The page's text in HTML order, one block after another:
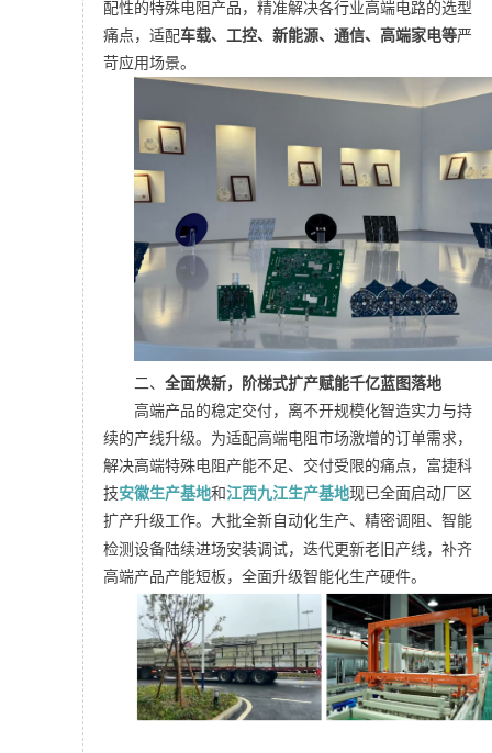
配性的特殊电阻产品，精准解决各行业高端电路的选型
痛点，适配车载、工控、新能源、通信、高端家电等严
苛应用场景。
二、全面焕新，阶梯式扩产赋能千亿蓝图落地
高端产品的稳定交付，离不开规模化智造实力与持
续的产线升级。为适配高端电阻市场激增的订单需求，
解决高端特殊电阻产能不足、交付受限的痛点，富捷科
技安徽生产基地和江西九江生产基地现已全面启动厂区
扩产升级工作。大批全新自动化生产、精密调阻、智能
检测设备陆续进场安装调试，迭代更新老旧产线，补齐
高端产品产能短板，全面升级智能化生产硬件。